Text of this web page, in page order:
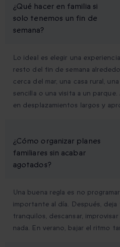
¿Qué hacer en familia si
solo tenemos un fin de
semana?
Lo ideal es elegir una
resto del fin de semana
cerca del mar, una casa rural,
sencilla o una visita a un
en desplazamientos largos y
¿Cómo organizar planes
familiares sin acabar
agotados?
Una buena regla es no
importante al día. Después,
tranquilos, descansar,
nada. En verano, bajar el ritmo